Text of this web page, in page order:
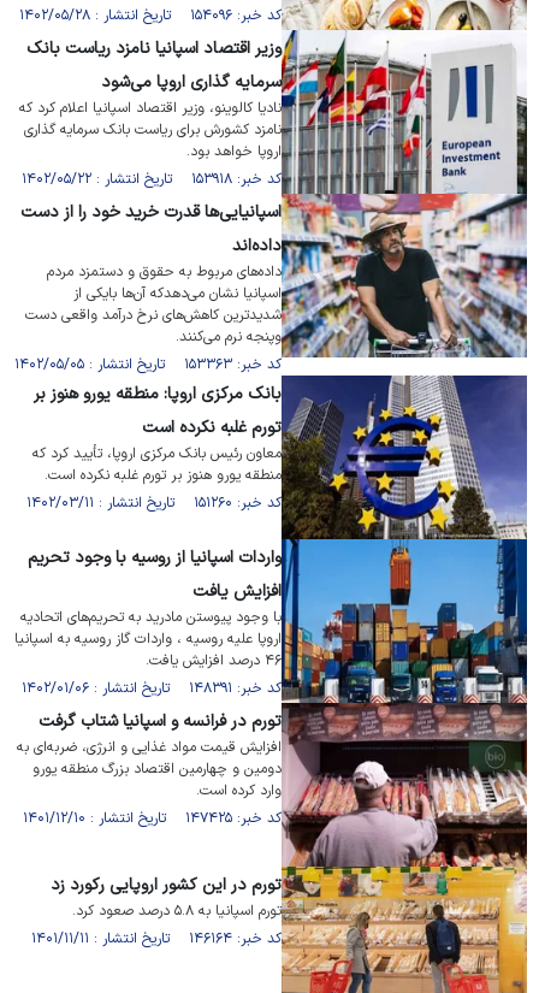
کد خبر: ۱۵۴۰۹۶ تاریخ انتشار : ۱۴۰۲/۰۵/۲۸
وزیر اقتصاد اسپانیا نامزد ریاست بانک
سرمایه گذاری اروپا می‌شود
نادیا کالوینو، وزیر اقتصاد اسپانیا اعلام کرد که
نامزد کشورش برای ریاست بانک سرمایه گذاری
اروپا خواهد بود.
کد خبر: ۱۵۳۹۱۸ تاریخ انتشار : ۱۴۰۲/۰۵/۲۲
اسپانیایی‌ها قدرت خرید خود را از دست
داده‌اند
داده‌های مربوط به حقوق و دستمزد مردم
اسپانیا نشان می‌دهدکه آن‌ها بایکی از
شدیدترین کاهش‌های نرخ درآمد واقعی دست
وپنجه نرم می‌کنند.
کد خبر: ۱۵۳۳۶۳ تاریخ انتشار : ۱۴۰۲/۰۵/۰۵
بانک مرکزی اروپا: منطقه یورو هنوز بر
تورم غلبه نکرده است
معاون رئیس بانک مرکزی اروپا، تأیید کرد که
منطقه یورو هنوز بر تورم غلبه نکرده است.
کد خبر: ۱۵۱۲۶۰ تاریخ انتشار : ۱۴۰۲/۰۳/۱۱
واردات اسپانیا از روسیه با وجود تحریم
افزایش یافت
با وجود پیوستن مادرید به تحریم‌های اتحادیه
اروپا علیه روسیه ، واردات گاز روسیه به اسپانیا
۴۶ درصد افزایش یافت.
کد خبر: ۱۴۸۳۹۱ تاریخ انتشار : ۱۴۰۲/۰۱/۰۶
تورم در فرانسه و اسپانیا شتاب گرفت
افزایش قیمت مواد غذایی و انرژی، ضربه‌ای به
دومین و چهارمین اقتصاد بزرگ منطقه یورو
وارد کرده است.
کد خبر: ۱۴۷۴۲۵ تاریخ انتشار : ۱۴۰۱/۱۲/۱۰
تورم در این کشور اروپایی رکورد زد
تورم اسپانیا به ۵.۸ درصد صعود کرد.
کد خبر: ۱۴۶۱۶۴ تاریخ انتشار : ۱۴۰۱/۱۱/۱۱